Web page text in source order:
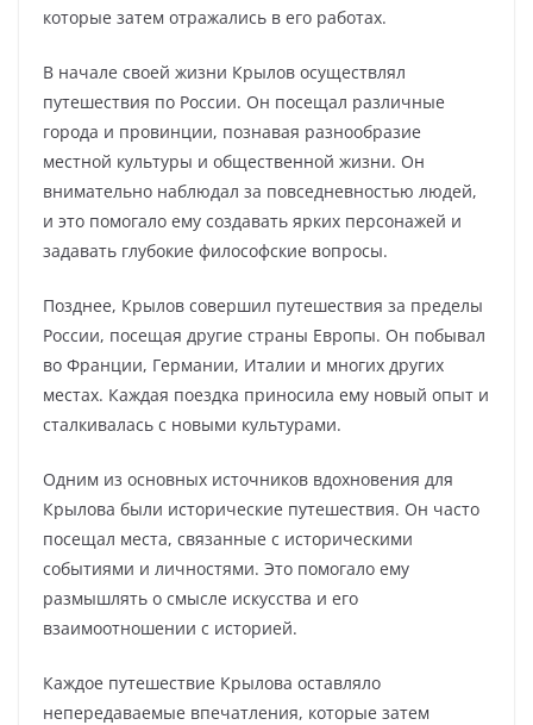
которые затем отражались в его работах.
В начале своей жизни Крылов осуществлял
путешествия по России. Он посещал различные
города и провинции, познавая разнообразие
местной культуры и общественной жизни. Он
внимательно наблюдал за повседневностью людей,
и это помогало ему создавать ярких персонажей и
задавать глубокие философские вопросы.
Позднее, Крылов совершил путешествия за пределы
России, посещая другие страны Европы. Он побывал
во Франции, Германии, Италии и многих других
местах. Каждая поездка приносила ему новый опыт и
сталкивалась с новыми культурами.
Одним из основных источников вдохновения для
Крылова были исторические путешествия. Он часто
посещал места, связанные с историческими
событиями и личностями. Это помогало ему
размышлять о смысле искусства и его
взаимоотношении с историей.
Каждое путешествие Крылова оставляло
непередаваемые впечатления, которые затем